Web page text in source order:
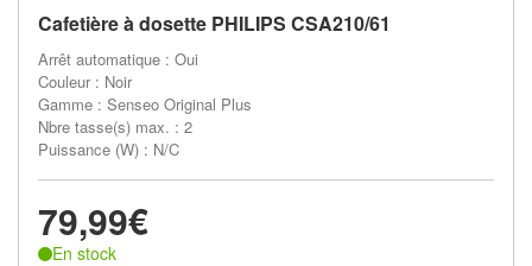
Cafetière à dosette PHILIPS CSA210/61
Arrêt automatique : Oui
Couleur : Noir
Gamme : Senseo Original Plus
Nbre tasse(s) max. : 2
Puissance (W) : N/C
79,99€
En stock